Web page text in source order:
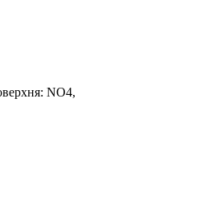
NO4,